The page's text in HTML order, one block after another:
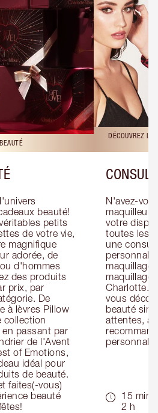
beauté!
petits
de votre vie,
magnifique
adorée, de
d'hommes
des produits
prix, par
De
à lèvres Pillow
collection
passant par
de l'Avent
of Emotions,
idéal pour
de beauté.
faites(-vous)
beauté
DÉCOUVREZ
N'avez-
maquilleur
votre
toutes les
une
maquillage
maquillage
Charlotte.
vous
beauté
attentes,
15 min -
2 h